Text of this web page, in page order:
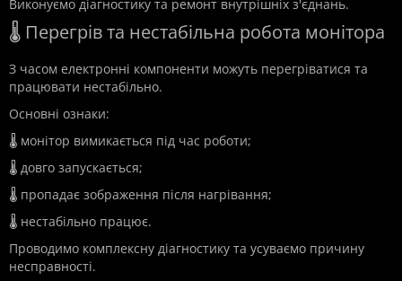
Виконуємо діагностику та ремонт внутрішніх з'єднань.
🌡️ Перегрів та нестабільна робота монітора
З часом електронні компоненти можуть перегріватися та
працювати нестабільно.
Основні ознаки:
🌡️ монітор вимикається під час роботи;
🌡️ довго запускається;
🌡️ пропадає зображення після нагрівання;
🌡️ нестабільно працює.
Проводимо комплексну діагностику та усуваємо причину
несправності.